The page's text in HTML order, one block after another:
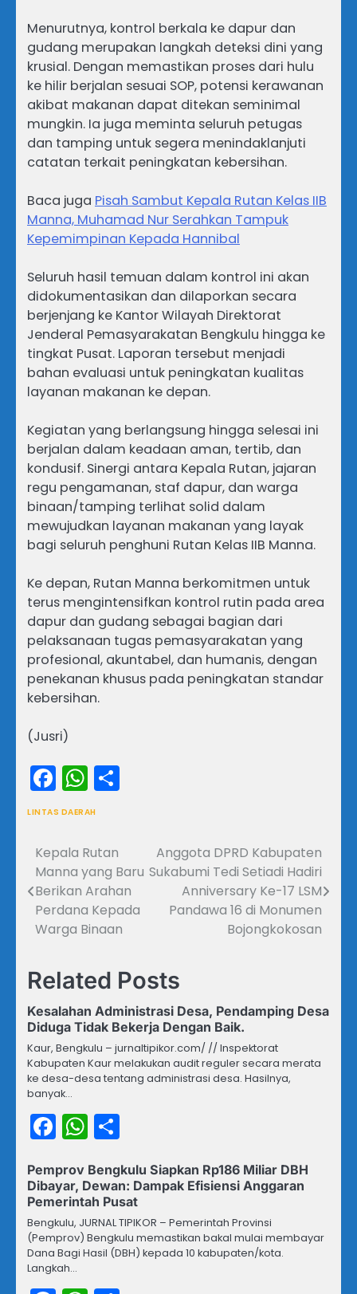
Menurutnya, kontrol berkala ke dapur dan
gudang merupakan langkah deteksi dini yang
krusial. Dengan memastikan proses dari hulu
ke hilir berjalan sesuai SOP, potensi kerawanan
akibat makanan dapat ditekan seminimal
mungkin. Ia juga meminta seluruh petugas
dan tamping untuk segera menindaklanjuti
catatan terkait peningkatan kebersihan.
Baca juga Pisah Sambut Kepala Rutan Kelas IIB
Manna, Muhamad Nur Serahkan Tampuk
Kepemimpinan Kepada Hannibal
Seluruh hasil temuan dalam kontrol ini akan
didokumentasikan dan dilaporkan secara
berjenjang ke Kantor Wilayah Direktorat
Jenderal Pemasyarakatan Bengkulu hingga ke
tingkat Pusat. Laporan tersebut menjadi
bahan evaluasi untuk peningkatan kualitas
layanan makanan ke depan.
Kegiatan yang berlangsung hingga selesai ini
berjalan dalam keadaan aman, tertib, dan
kondusif. Sinergi antara Kepala Rutan, jajaran
regu pengamanan, staf dapur, dan warga
binaan/tamping terlihat solid dalam
mewujudkan layanan makanan yang layak
bagi seluruh penghuni Rutan Kelas IIB Manna.
Ke depan, Rutan Manna berkomitmen untuk
terus mengintensifkan kontrol rutin pada area
dapur dan gudang sebagai bagian dari
pelaksanaan tugas pemasyarakatan yang
profesional, akuntabel, dan humanis, dengan
penekanan khusus pada peningkatan standar
kebersihan.
(Jusri)
Facebook
WhatsApp
LINTAS DAERAH
Navigasi
pos
Kepala Rutan
Manna yang Baru
Berikan Arahan
Perdana Kepada
Warga Binaan
Anggota DPRD Kabupaten
Sukabumi Tedi Setiadi Hadiri
Anniversary Ke-17 LSM
Pandawa 16 di Monumen
Bojongkokosan
Related Posts
Kesalahan Administrasi Desa, Pendamping Desa
Diduga Tidak Bekerja Dengan Baik.
Kaur, Bengkulu – jurnaltipikor.com/ // Inspektorat
Kabupaten Kaur melakukan audit reguler secara merata
ke desa-desa tentang administrasi desa. Hasilnya,
banyak…
Facebook
WhatsApp
Pemprov Bengkulu Siapkan Rp186 Miliar DBH
Dibayar, Dewan: Dampak Efisiensi Anggaran
Pemerintah Pusat
Bengkulu, JURNAL TIPIKOR – Pemerintah Provinsi
(Pemprov) Bengkulu memastikan bakal mulai membayar
Dana Bagi Hasil (DBH) kepada 10 kabupaten/kota.
Langkah…